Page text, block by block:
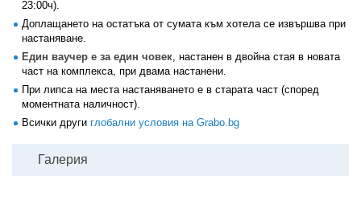
23:00ч).
Доплащането на остатъка от сумата към хотела се извършва при
настаняване.
Един ваучер е за един човек, настанен в двойна стая в новата
част на комплекса, при двама настанени.
При липса на места настаняването е в старата част (според
моментната наличност).
Всички други глобални условия на Grabo.bg
Галерия